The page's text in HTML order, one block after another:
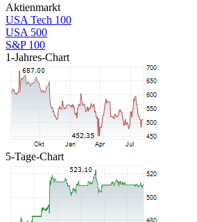
Aktienmarkt
USA Tech 100
USA 500
S&P 100
1-Jahres-Chart
5-Tage-Chart